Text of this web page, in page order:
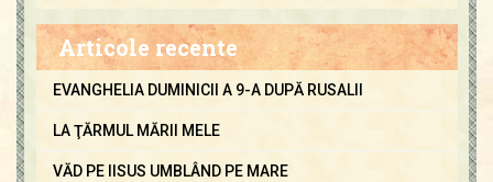
Articole recente
EVANGHELIA DUMINICII A 9-A DUPĂ RUSALII
LA ŢĂRMUL MĂRII MELE
VĂD PE IISUS UMBLÂND PE MARE